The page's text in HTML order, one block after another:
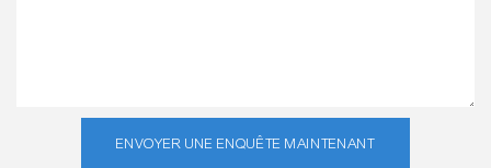
ENVOYER UNE ENQUÊTE MAINTENANT